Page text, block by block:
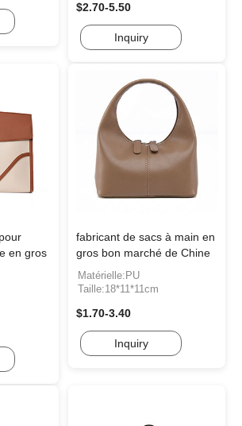
$2.70-5.50
Inquiry
en gros
fabricant de sacs à main en
gros bon marché de Chine
Matérielle:PU
Taille:18*11*11cm
$1.70-3.40
Inquiry